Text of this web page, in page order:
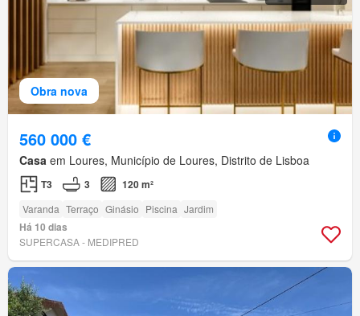
Obra nova
560 000 €
Casa em Loures, Município de Loures, Distrito de Lisboa
T3 3 120 m²
Varanda Terraço Ginásio Piscina Jardim
Há 10 dias
SUPERCASA - MEDIPRED